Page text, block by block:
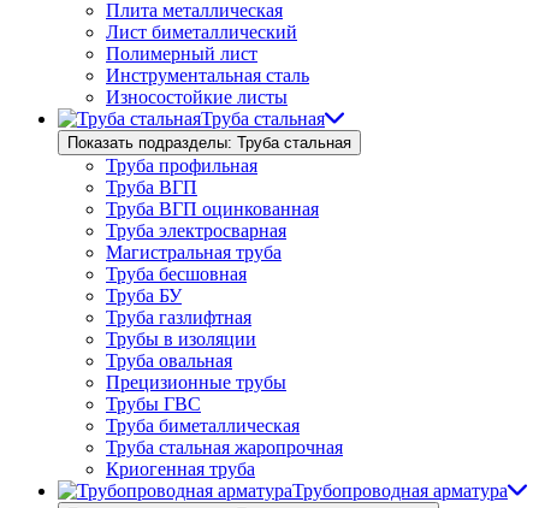
Плита металлическая
Лист биметаллический
Полимерный лист
Инструментальная сталь
Износостойкие листы
Труба стальная
Показать подразделы: Труба стальная
Труба профильная
Труба ВГП
Труба ВГП оцинкованная
Труба электросварная
Магистральная труба
Труба бесшовная
Труба БУ
Труба газлифтная
Трубы в изоляции
Труба овальная
Прецизионные трубы
Трубы ГВС
Труба биметаллическая
Труба стальная жаропрочная
Криогенная труба
Трубопроводная арматура